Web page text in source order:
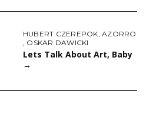
HUBERT CZEREPOK,AZORRO
, OSKAR DAWICKI
Lets Talk About Art, Baby
→